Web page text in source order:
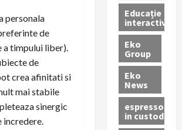
personala
de
a timpului liber).
de
crea afinitati si
mai stabile
sinergic
incredere.
Educație
interactivă
Eko
Group
Eko
News
espressoare
in custodie